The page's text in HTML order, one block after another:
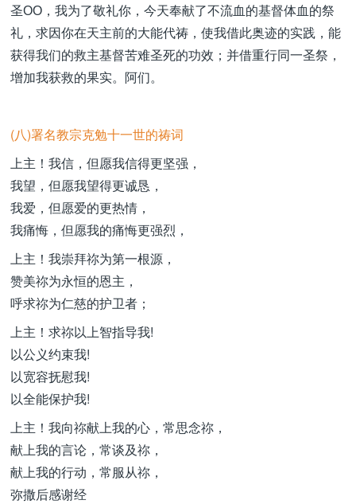
圣ОО，我为了敬礼你，今天奉献了不流血的基督体血的祭
礼，求因你在天主前的大能代祷，使我借此奥迹的实践，能
获得我们的救主基督苦难圣死的功效；并借重行同一圣祭，
增加我获救的果实。阿们。
(八)署名教宗克勉十一世的祷词
上主！我信，但愿我信得更坚强，
我望，但愿我望得更诚恳，
我爱，但愿爱的更热情，
我痛悔，但愿我的痛悔更强烈，
上主！我崇拜祢为第一根源，
赞美祢为永恒的恩主，
呼求祢为仁慈的护卫者；
上主！求祢以上智指导我!
以公义约束我!
以宽容抚慰我!
以全能保护我!
上主！我向祢献上我的心，常思念祢，
献上我的言论，常谈及祢，
献上我的行动，常服从祢，
弥撒后感谢经